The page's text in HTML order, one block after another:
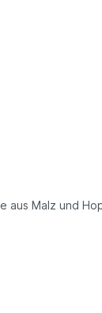
aus Malz und